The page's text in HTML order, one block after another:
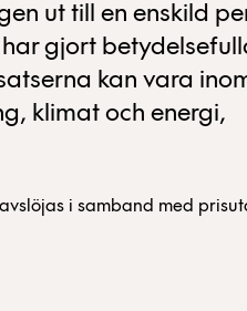
ut till en enskild
gjort
kan vara
klimat och energi,
i samband med